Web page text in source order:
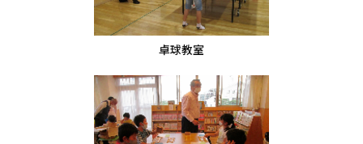
卓球教室